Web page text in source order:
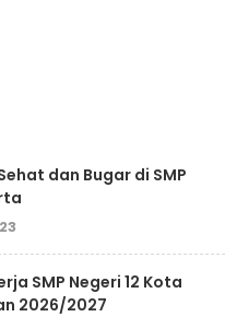
dan Bugar di SMP
SMP Negeri 12 Kota
2026/2027